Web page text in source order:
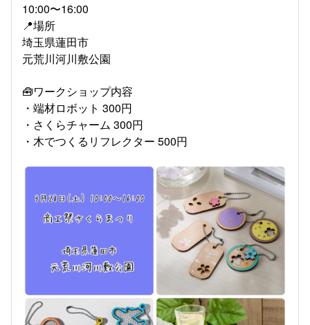
10:00〜16:00
📍場所
埼玉県蓮田市
元荒川河川敷公園
🧰ワークショップ内容
・端材ロボット 300円
・さくらチャーム 300円
・木でつくるリフレクター 500円